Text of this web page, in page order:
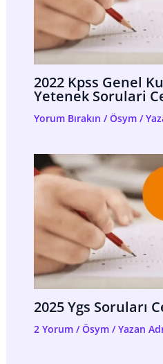
2022 Kpss Genel
Yetenek Sorulari
Yorum Bırakın /Ösym/
2025 Ygs Soruları
2 Yorum /Ösym/ Yazan